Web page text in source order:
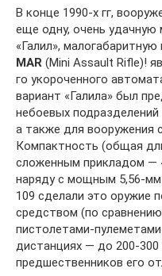
В конце 1990-х гг,
еще одну, очень
«Галил»,
MAR (Mini Assault Rifle)!
го укороченного
вариант «Галила» был
небоевых
а также для вооружения
Компактность (общая
сложенным прикла­дом —
наряду с мощным 5,56-
109 сделали это оружие
средством (по
пистолетами-
дистан­циях — до 200-
предшественников его